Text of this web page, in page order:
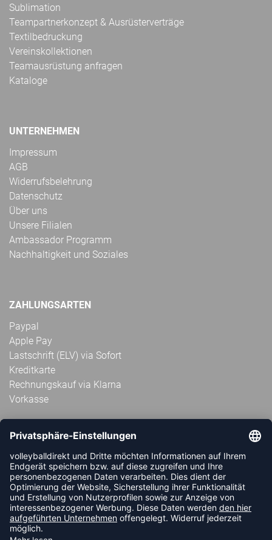
Sublimation
Teampartnerkonzept & Ausrüsterverträge
Textilbedruckung
Vereinskollektionen
Teamausrüstung anfragen
Kataloge
UNTERNEHMEN
Impressum
AGB
Widerrufsbelehrung
Datenschutz
Über uns
Unsere Filialen
Ambassador Programm
Nachhaltigkeit und Soziales
ZAHLUNGSARTEN
Paypal
Apple Pay
Lastschrift (ELV) via Sofort
Kreditkarte
Rechnungskauf via Klarna
Vorkasse
ABONNIERE JETZT DEN KOSTENLOSEN
VOLLEYBALLDIREKT-NEWSLETTER UND VERPASSE KEINE
NEUIGKEIT ODER AKTION MEHR.
JETZT ANMELDEN